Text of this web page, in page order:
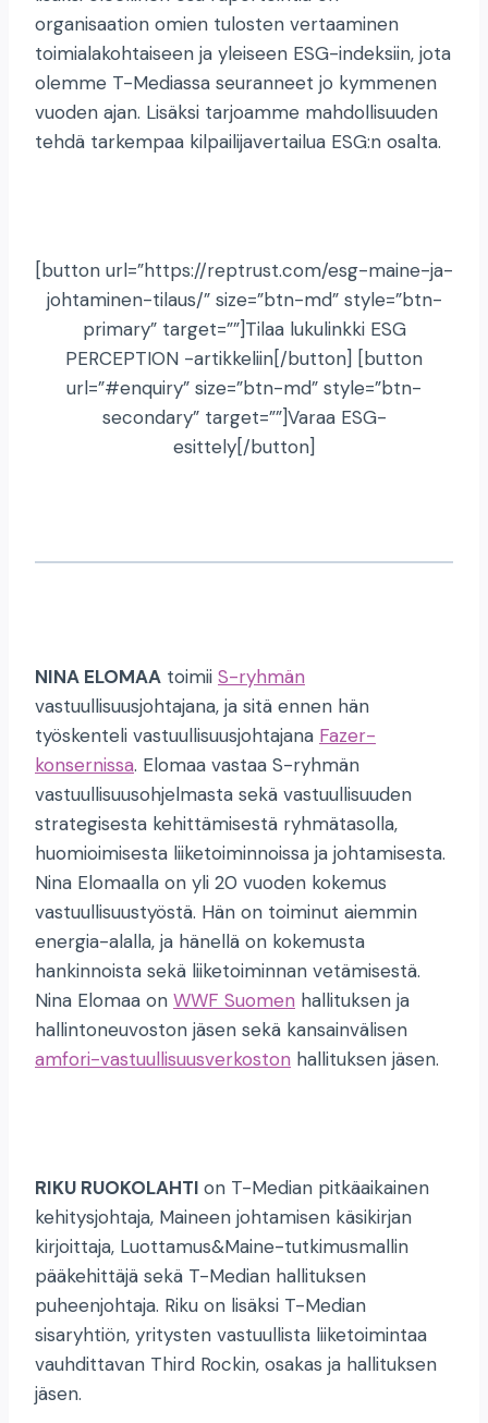
organisaation omien tulosten vertaaminen
toimialakohtaiseen ja yleiseen ESG-indeksiin, jota
olemme T-Mediassa seuranneet jo kymmenen
vuoden ajan. Lisäksi tarjoamme mahdollisuuden
tehdä tarkempaa kilpailijavertailua ESG:n osalta.
[button url=”https://reptrust.com/esg-maine-ja-
johtaminen-tilaus/” size=”btn-md” style=”btn-
primary” target=””]Tilaa lukulinkki ESG
PERCEPTION -artikkeliin[/button] [button
url=”#enquiry” size=”btn-md” style=”btn-
secondary” target=””]Varaa ESG-
esittely[/button]
NINA ELOMAA toimii S-ryhmän
vastuullisuusjohtajana, ja sitä ennen hän
työskenteli vastuullisuusjohtajana Fazer-
konsernissa. Elomaa vastaa S-ryhmän
vastuullisuusohjelmasta sekä vastuullisuuden
strategisesta kehittämisestä ryhmätasolla,
huomioimisesta liiketoiminnoissa ja johtamisesta.
Nina Elomaalla on yli 20 vuoden kokemus
vastuullisuustyöstä. Hän on toiminut aiemmin
energia-alalla, ja hänellä on kokemusta
hankinnoista sekä liiketoiminnan vetämisestä.
Nina Elomaa on WWF Suomen hallituksen ja
hallintoneuvoston jäsen sekä kansainvälisen
amfori-vastuullisuusverkoston hallituksen jäsen.
RIKU RUOKOLAHTI on T-Median pitkäaikainen
kehitysjohtaja, Maineen johtamisen käsikirjan
kirjoittaja, Luottamus&Maine-tutkimusmallin
pääkehittäjä sekä T-Median hallituksen
puheenjohtaja. Riku on lisäksi T-Median
sisaryhtiön, yritysten vastuullista liiketoimintaa
vauhdittavan Third Rockin, osakas ja hallituksen
jäsen.